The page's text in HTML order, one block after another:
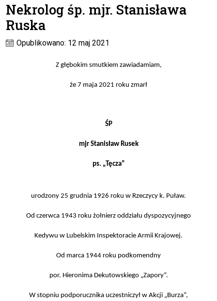
Nekrolog śp. mjr. Stanisława
Ruska
Opublikowano: 12 maj 2021
Z głębokim smutkiem zawiadamiam,
że 7 maja 2021 roku zmarł
ŚP
mjr Stanisław Rusek
ps. „Tęcza”
urodzony 25 grudnia 1926 roku w Rzeczycy k. Puław.
Od czerwca 1943 roku żołnierz oddziału dyspozycyjnego
Kedywu w Lubelskim Inspektoracie Armii Krajowej.
Od marca 1944 roku podkomendny
por. Hieronima Dekutowskiego „Zapory”.
W stopniu podporucznika uczestniczył w Akcji „Burza”,